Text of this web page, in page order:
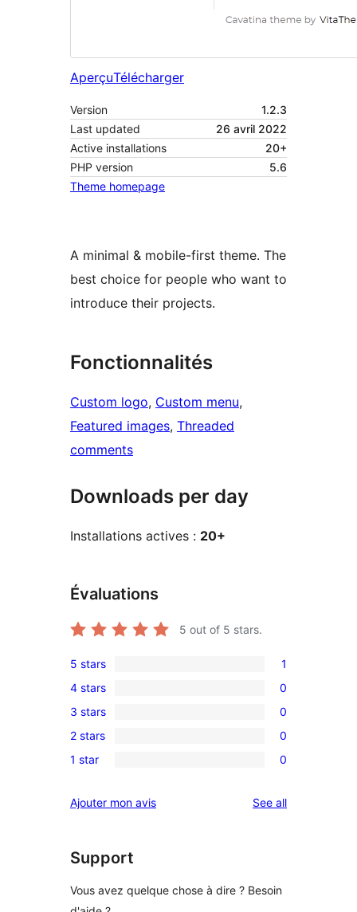
AperçuTélécharger
Version
1.2.3
Last updated
26 avril 2022
Active installations
20+
PHP version
5.6
Theme homepage
A minimal & mobile-first theme. The
best choice for people who want to
introduce their projects.
Fonctionnalités
Custom logo, Custom menu
Featured images, Threaded
comments
Downloads per day
Installations actives : 20+
Évaluations
5 out of 5 stars.
1
5-
star
review
5 stars 1
0
4-
star
reviews
4 stars 0
0
3-
star
3 stars 0
0
2-
reviews
2 stars 0
0
star
1 star 0
Ajouter mon avis See allreviews
Support
Vous avez quelque chose à dire ? Besoin